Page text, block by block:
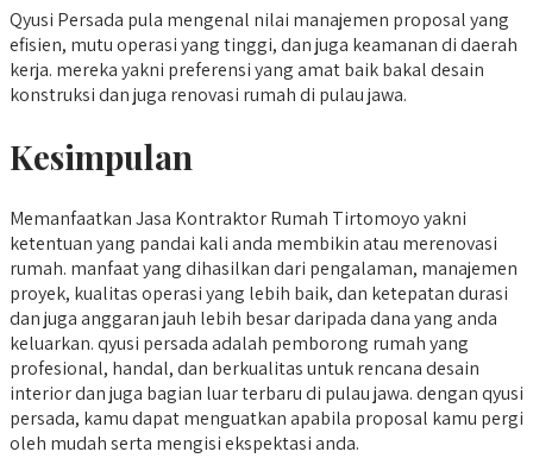
Qyusi Persada pula mengenal nilai manajemen proposal yang
efisien, mutu operasi yang tinggi, dan juga keamanan di daerah
kerja. mereka yakni preferensi yang amat baik bakal desain
konstruksi dan juga renovasi rumah di pulau jawa.
Kesimpulan
Memanfaatkan Jasa Kontraktor Rumah Tirtomoyo yakni
ketentuan yang pandai kali anda membikin atau merenovasi
rumah. manfaat yang dihasilkan dari pengalaman, manajemen
proyek, kualitas operasi yang lebih baik, dan ketepatan durasi
dan juga anggaran jauh lebih besar daripada dana yang anda
keluarkan. qyusi persada adalah pemborong rumah yang
profesional, handal, dan berkualitas untuk rencana desain
interior dan juga bagian luar terbaru di pulau jawa. dengan qyusi
persada, kamu dapat menguatkan apabila proposal kamu pergi
oleh mudah serta mengisi ekspektasi anda.